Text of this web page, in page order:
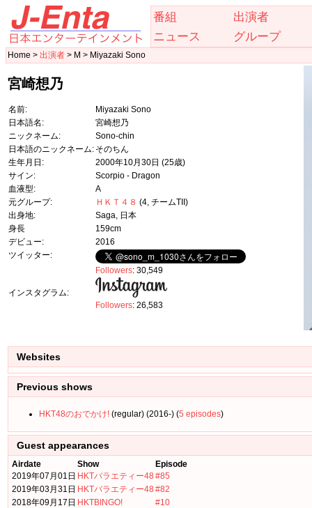
番組
出演者
ニュース
グループ
Home > 出演者 > M > Miyazaki Sono
宮崎想乃
名前:
Miyazaki Sono
日本語名:
宮崎想乃
ニックネーム:
Sono-chin
日本語のニックネーム: そのちん
生年月日:
2000年10月30日 (25歳)
サイン:
Scorpio - Dragon
血液型:
A
元グループ:
ＨＫＴ４８ (4, チームTII)
出身地:
Saga, 日本
身長
159cm
デビュー:
2016
ツイッター:
Followers: 30,549
インスタグラム:
Followers: 26,583
Websites
Previous shows
HKT48のおでかけ! (regular) (2016-) (5 episodes)
Guest appearances
Airdate Show
Episode
2019年07月01日 HKTバラエティー48 #85
2019年03月31日 HKTバラエティー48 #82
2018年09月17日 HKTBINGO!
#10